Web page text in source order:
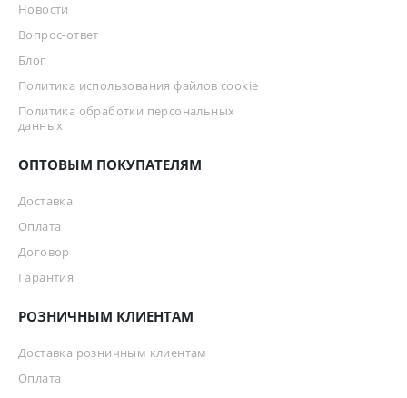
Новости
Вопрос-ответ
Блог
Политика использования файлов cookie
Политика обработки персональных
данных
ОПТОВЫМ ПОКУПАТЕЛЯМ
Доставка
Оплата
Договор
Гарантия
РОЗНИЧНЫМ КЛИЕНТАМ
Доставка розничным клиентам
Оплата